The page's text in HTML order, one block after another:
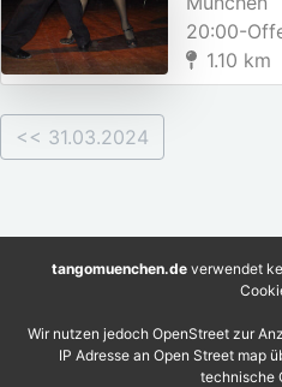
20:00-
1.10 km
<< 31.03.2024
tangomuenchen.de verwendet
Wir nutzen jedoch OpenStreet zur
IP Adresse an Open Street map
technische